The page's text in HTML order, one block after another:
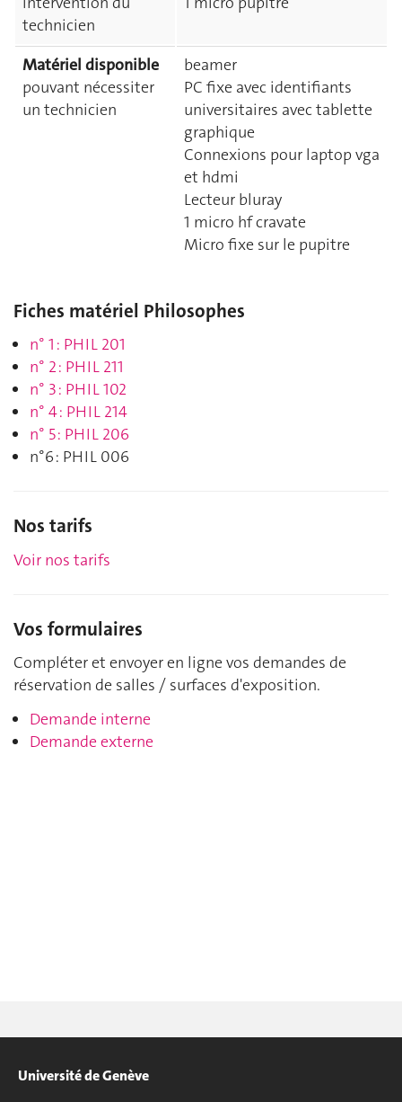
technicien
Matériel disponible
pouvant nécessiter
un technicien
beamer
PC fixe avec identifiants
universitaires avec tablette
graphique
Connexions pour laptop vga
et hdmi
Lecteur bluray
1 micro hf cravate
Micro fixe sur le pupitre
Fiches matériel Philosophes
n° 1 : PHIL 201
n° 2 : PHIL 211
n° 3 : PHIL 102
n° 4 : PHIL 214
n° 5 : PHIL 206
n°6 : PHIL 006
Nos tarifs
Voir nos tarifs
Vos formulaires
Compléter et envoyer en ligne vos demandes de
réservation de salles / surfaces d'exposition.
Demande interne
Demande externe
Université de Genève